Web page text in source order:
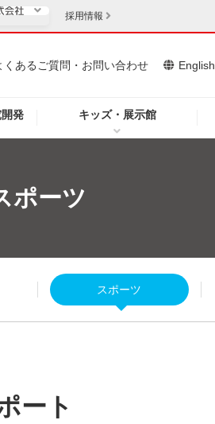
発 キッズ・展示館
くあるご質問・お問い合わせ English
安定供給
企業情報
法人のお客さま
ィンドウを開きます）
採用情報
ポーツ
スポーツ
ート